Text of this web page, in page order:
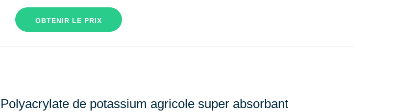
OBTENIR LE PRIX
Polyacrylate de potassium agricole super absorbant